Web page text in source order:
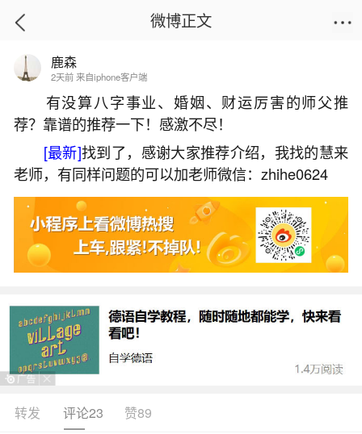
首页
白羊座女生喜欢一个人的表现
2026-07-09 15:29:21 3 7 赞
生活中像白羊座女生喜欢一个人的表现都是很
微博正文
鹿森
2天前 来自iphone客户端
有没算八字事业、婚姻、财运厉害的师父推
荐？靠谱的推荐一下！感激不尽！
[最新]找到了，感谢大家推荐介绍，我找的慧来
老师，有同样问题的可以加老师微信：zhihe0624
转发 评论23 赞89